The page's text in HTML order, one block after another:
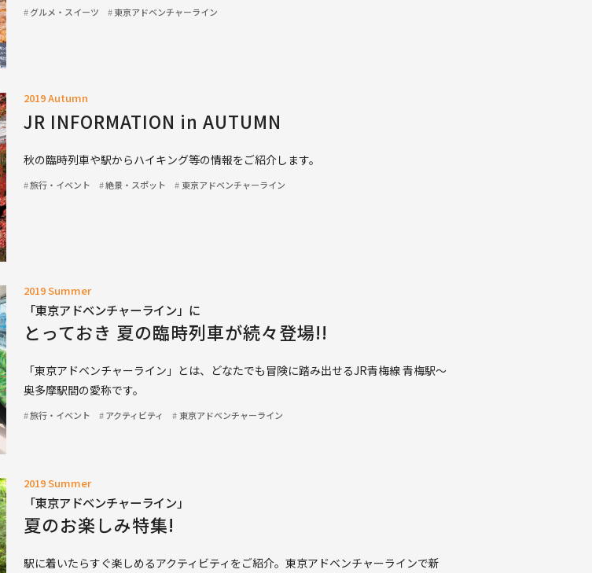
グルメ・スイーツ 東京アドベンチャーライン
2019 Autumn
JR INFORMATION in AUTUMN
秋の臨時列車や駅からハイキング等の情報をご紹介します。
旅行・イベント 絶景・スポット 東京アドベンチャーライン
2019 Summer
「東京アドベンチャーライン」に
とっておき 夏の臨時列車が続々登場!!
「東京アドベンチャーライン」とは、どなたでも冒険に踏み出せるJR青梅線 青梅駅～
奥多摩駅間の愛称です。
旅行・イベント アクティビティ 東京アドベンチャーライン
2019 Summer
「東京アドベンチャーライン」
夏のお楽しみ特集!
駅に着いたらすぐ楽しめるアクティビティをご紹介。東京アドベンチャーラインで新